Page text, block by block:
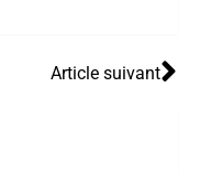
Article suivant